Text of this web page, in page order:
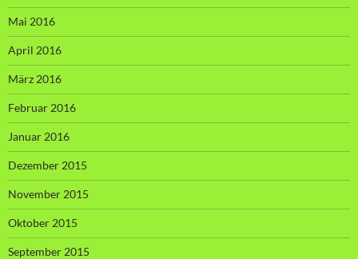
Mai 2016
April 2016
März 2016
Februar 2016
Januar 2016
Dezember 2015
November 2015
Oktober 2015
September 2015